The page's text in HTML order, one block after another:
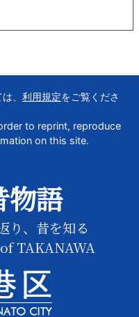
、 利用規定をご覧くださ
to reprint, reproduce
on this site.
物語
り、昔を知る
TAKANAWA